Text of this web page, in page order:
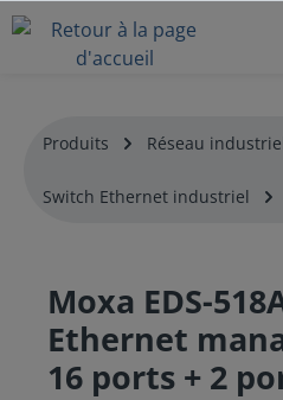
Produits Réseau
Switch Ethernet industriel
Moxa EDS-
Ethernet
16 ports + 2